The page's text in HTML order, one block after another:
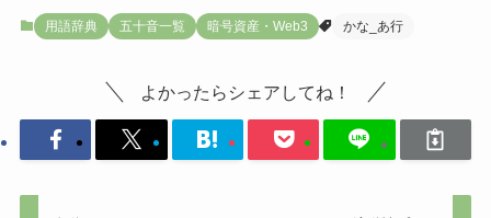
用語辞典 五十音一覧 暗号資産・Web3 かな_あ行
よかったらシェアしてね！